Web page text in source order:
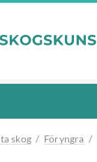
skog / Föryngra /